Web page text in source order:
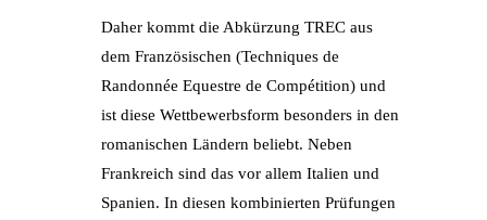
Daher kommt die Abkürzung TREC aus
dem Französischen (Techniques de
Randonnée Equestre de Compétition) und
ist diese Wettbewerbsform besonders in den
romanischen Ländern beliebt. Neben
Frankreich sind das vor allem Italien und
Spanien. In diesen kombinierten Prüfungen